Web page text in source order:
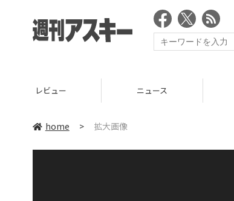
レビュー ニュース
home > 拡大画像